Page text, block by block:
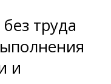
труда
и